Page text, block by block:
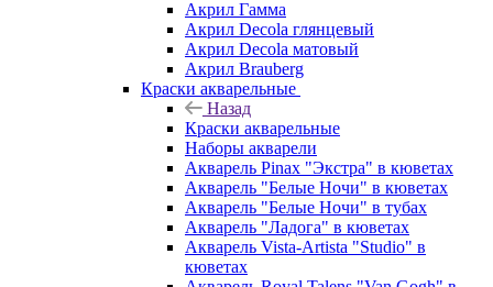
Акрил Гамма
Акрил Decola глянцевый
Акрил Decola матовый
Акрил Brauberg
Краски акварельные
Назад
Краски акварельные
Наборы акварели
Акварель Pinax "Экстра" в кюветах
Акварель "Белые Ночи" в кюветах
Акварель "Белые Ночи" в тубах
Акварель "Ладога" в кюветах
Акварель Vista-Artista "Studio" в
кюветах